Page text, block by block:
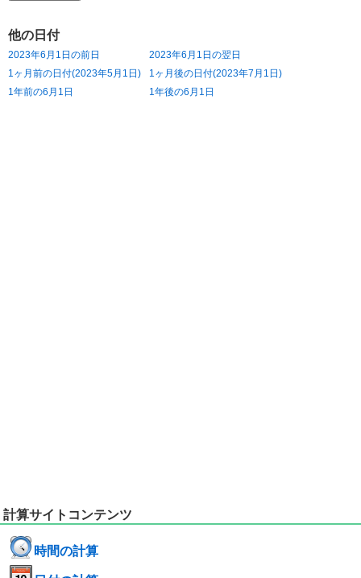
他の日付
2023年6月1日の前日
2023年6月1日の翌日
1ヶ月前の日付(2023年5月1日)
1ヶ月後の日付(2023年7月1日)
1年前の6月1日
1年後の6月1日
計算サイトコンテンツ
時間の計算